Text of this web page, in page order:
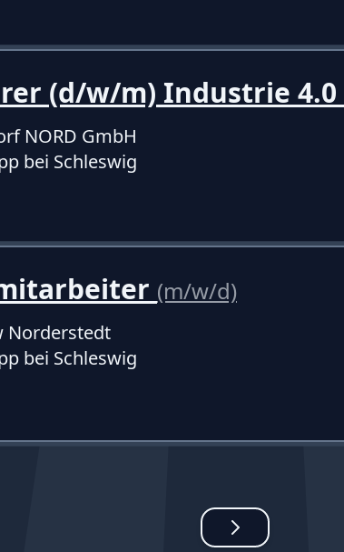
(d/w/m) Industrie 4.0
NORD GmbH
bei Schleswig
(m/w/d)
Norderstedt
bei Schleswig